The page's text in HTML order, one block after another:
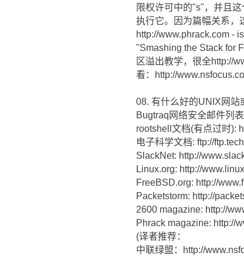
限权许可中的"s"，并且
执行它。因为篇幅关系，
http://www.phrack.com -
"Smashing the Stack for
区溢出教学，很全http://
看：http://
08. 有什么好的UNIX网站
Bugtraq网络安全邮件列
rootshell文档(有点过时):
电子科学文档: ftp://
SlackNet: http://
Linux.org: http://
FreeBSD.org: http://
Packetstorm: http://
2600 magazine: http://
Phrack magazine: http://
(译者推荐：
中联绿盟：http://